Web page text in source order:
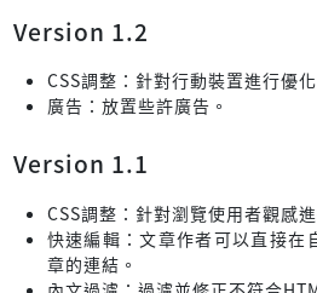
Version 1.2
CSS調整：針對行動裝置進行優化
廣告：放置些許廣告。
Version 1.1
CSS調整：針對瀏覽使用者觀感
快速編輯：文章作者可以直接在
章的連結。